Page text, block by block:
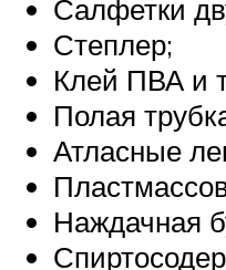
Салфетки
Степлер;
Клей ПВА и
Полая
Атласные
Наждачная